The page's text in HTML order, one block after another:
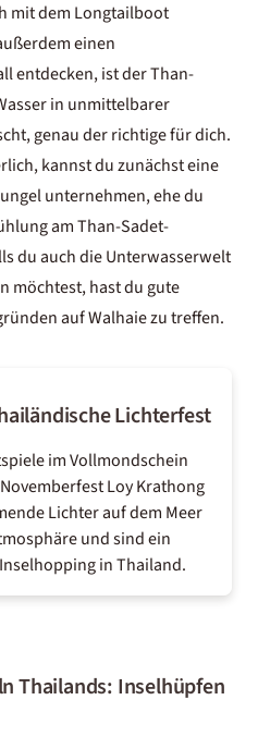
mit dem Longtailboot
einen
entdecken, ist der Than-
in unmittelbarer
genau der richtige für dich.
kannst du zunächst eine
unternehmen, ehe du
am Than-Sadet-
du auch die Unterwasserwelt
möchtest, hast du gute
auf Walhaie zu treffen.
Lichterfest
im Vollmondschein
Loy Krathong
Lichter auf dem Meer
und sind ein
in Thailand.
Thailands: Inselhüpfen